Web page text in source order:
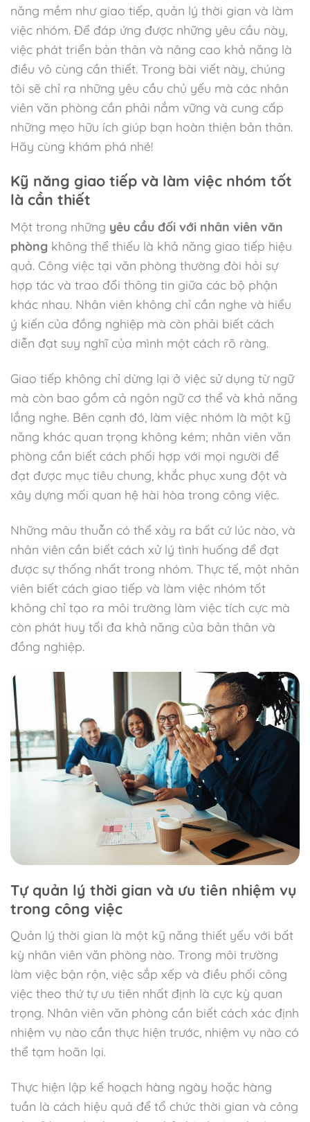
năng mềm như giao tiếp, quản lý thời gian và làm
việc nhóm. Để đáp ứng được những yêu cầu này,
việc phát triển bản thân và nâng cao khả năng là
điều vô cùng cần thiết. Trong bài viết này, chúng
tôi sẽ chỉ ra những yêu cầu chủ yếu mà các nhân
viên văn phòng cần phải nắm vững và cung cấp
những mẹo hữu ích giúp bạn hoàn thiện bản thân.
Hãy cùng khám phá nhé!
Kỹ năng giao tiếp và làm việc nhóm tốt
là cần thiết
Một trong những yêu cầu đối với nhân viên văn
phòng không thể thiếu là khả năng giao tiếp hiệu
quả. Công việc tại văn phòng thường đòi hỏi sự
hợp tác và trao đổi thông tin giữa các bộ phận
khác nhau. Nhân viên không chỉ cần nghe và hiểu
ý kiến của đồng nghiệp mà còn phải biết cách
diễn đạt suy nghĩ của mình một cách rõ ràng.
Giao tiếp không chỉ dừng lại ở việc sử dụng từ ngữ
mà còn bao gồm cả ngôn ngữ cơ thể và khả năng
lắng nghe. Bên cạnh đó, làm việc nhóm là một kỹ
năng khác quan trọng không kém; nhân viên văn
phòng cần biết cách phối hợp với mọi người để
đạt được mục tiêu chung, khắc phục xung đột và
xây dựng mối quan hệ hài hòa trong công việc.
Những mâu thuẫn có thể xảy ra bất cứ lúc nào, và
nhân viên cần biết cách xử lý tình huống để đạt
được sự thống nhất trong nhóm. Thực tế, một nhân
viên biết cách giao tiếp và làm việc nhóm tốt
không chỉ tạo ra môi trường làm việc tích cực mà
còn phát huy tối đa khả năng của bản thân và
đồng nghiệp.
Tự quản lý thời gian và ưu tiên nhiệm vụ
trong công việc
Quản lý thời gian là một kỹ năng thiết yếu với bất
kỳ nhân viên văn phòng nào. Trong môi trường
làm việc bận rộn, việc sắp xếp và điều phối công
việc theo thứ tự ưu tiên nhất định là cực kỳ quan
trọng. Nhân viên văn phòng cần biết cách xác định
nhiệm vụ nào cần thực hiện trước, nhiệm vụ nào có
thể tạm hoãn lại.
Thực hiện lập kế hoạch hàng ngày hoặc hàng
tuần là cách hiệu quả để tổ chức thời gian và công